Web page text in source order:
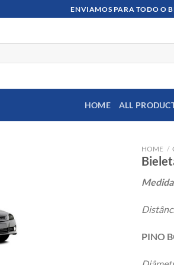
ENVIAMOS PARA TODO O
HOME ALL
HOME /
PINO